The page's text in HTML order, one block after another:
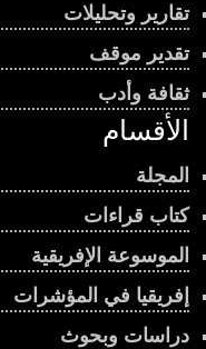
تقارير وتحليلات
تقدير موقف
ثقافة وأدب
الأقسام
المجلة
كتاب قراءات
الموسوعة الإفريقية
إفريقيا في المؤشرات
دراسات وبحوث